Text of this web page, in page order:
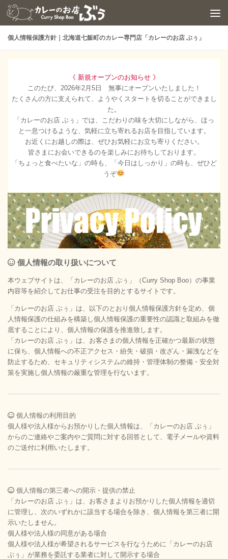
コンテンツへスキップ
個人情報保護方針｜北海道七飯町のカレー専門店「カレーのお店 ぶぅ」
《 新規オープンのお知らせ 》
このたび、2026年2月5日 無事にオープンいたしました！
たくさんの方に支えられて、ようやくスタートを切ることができまし
た。
「カレーのお店 ぶぅ」では、こだわりの味を大切にしながら、ほっ
と一息つけるような、気軽に立ち寄れるお店を目指しています。
お近くにお越しの際は、ぜひお気軽にお立ち寄りください。
皆さまにお会いできるのを楽しみにお待ちしております。
「ちょっと食べたいな」の時も、「今日はしっかり」の時も、ぜひど
うぞ
個人情報の取り扱いについて
本ウェブサイトは、「カレーのお店 ぶぅ」（Curry Shop Boo）の事業
内容等を紹介してお仕事の受注を目的とするサイトです。
「カレーのお店 ぶぅ」は、以下のとおり個人情報保護方針を定め、個
人情報保護の仕組みを構築し個人情報保護の重要性の認識と取組みを徹
底することにより、個人情報の保護を推進致します。
「カレーのお店 ぶぅ」は、お客さまの個人情報を正確かつ最新の状態
に保ち、個人情報への不正アクセス・紛失・破損・改ざん・漏洩などを
防止するため、セキュリティシステムの維持・管理体制の整備・安全対
策を実施し個人情報の厳重な管理を行ないます。
個人情報の利用目的
個人様や法人様からお預かりした個人情報は、「カレーのお店 ぶぅ」
からのご連絡やご案内やご質問に対する回答として、電子メールや資料
のご送付に利用いたします。
個人情報の第三者への開示・提供の禁止
「カレーのお店 ぶぅ」は、お客さまよりお預かりした個人情報を適切
に管理し、次のいずれかに該当する場合を除き、個人情報を第三者に開
示いたしません。
個人様や法人様の同意がある場合
個人様や法人様が希望されるサービスを行なうために「カレーのお店
ぶぅ」が業務を委託する業者に対して開示する場合